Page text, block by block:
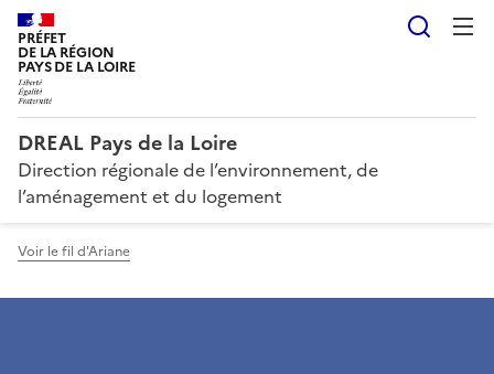
PRÉFET
DE LA RÉGION
PAYS DE LA LOIRE
DREAL Pays de la Loire
Direction régionale de l’environnement, de
l’aménagement et du logement
Voir le fil d'Ariane